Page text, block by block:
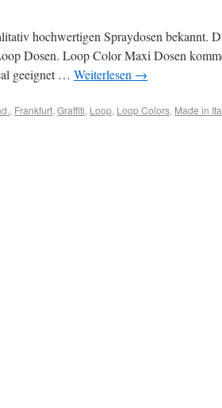
hochwertigen Spraydosen bekannt.
Dosen. Loop Color Maxi Dosen
geeignet … Weiterlesen →
, Frankfurt, Graffiti, Loop, Loop Colors, Made in